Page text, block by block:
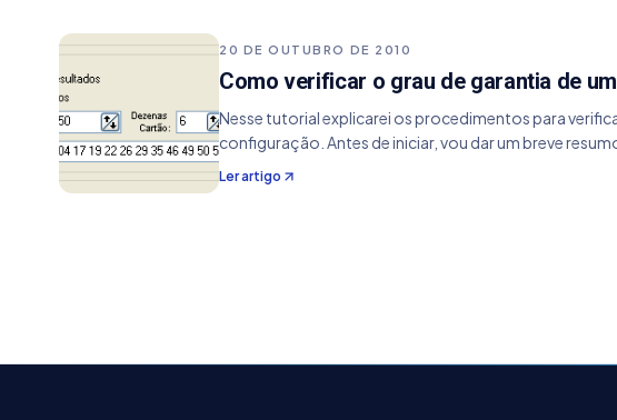
20 DE OUTUBRO DE 2010
Como verificar o grau de garantia de
Nesse tutorial explicarei os procedimentos para
configuração. Antes de iniciar, vou dar um breve
Ler artigo